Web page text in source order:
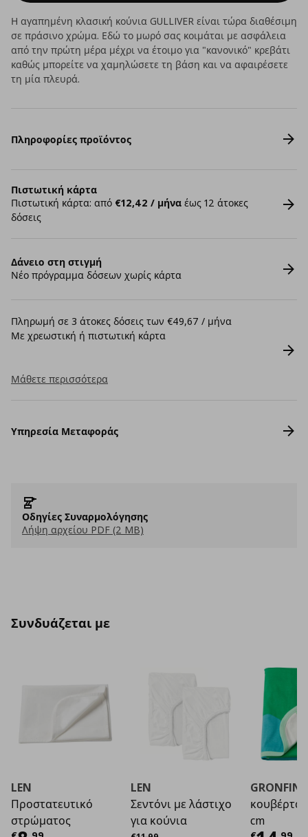
Η αγαπημένη κλασική κούνια GULLIVER είναι τώρα διαθέσιμη
σε πράσινο χρώμα. Εδώ το μωρό σας κοιμάται με ασφάλεια
από την πρώτη μέρα μέχρι να έτοιμο για "κανονικό" κρεβάτι
καθώς μπορείτε να χαμηλώσετε τη βάση και να αφαιρέσετε
τη μία πλευρά.
Πληροφορίες προϊόντος
Πιστωτική κάρτα
Πιστωτική κάρτα: από €12,42 / μήνα έως 12 άτοκες
δόσεις
Δάνειο στη στιγμή
Νέο πρόγραμμα δόσεων χωρίς κάρτα
Πληρωμή σε 3 άτοκες δόσεις των €49,67 / μήνα
Με χρεωστική ή πιστωτική κάρτα
Μάθετε περισσότερα
Υπηρεσία Μεταφοράς
Οδηγίες Συναρμολόγησης
Λήψη αρχείου PDF (2 MB)
Συνδυάζεται με
LEN
Προστατευτικό
στρώματος
LEN
Σεντόνι με λάστιχο
για κούνια
Αρχική τιμή
GRONFINK
κουβέρτα,
cm